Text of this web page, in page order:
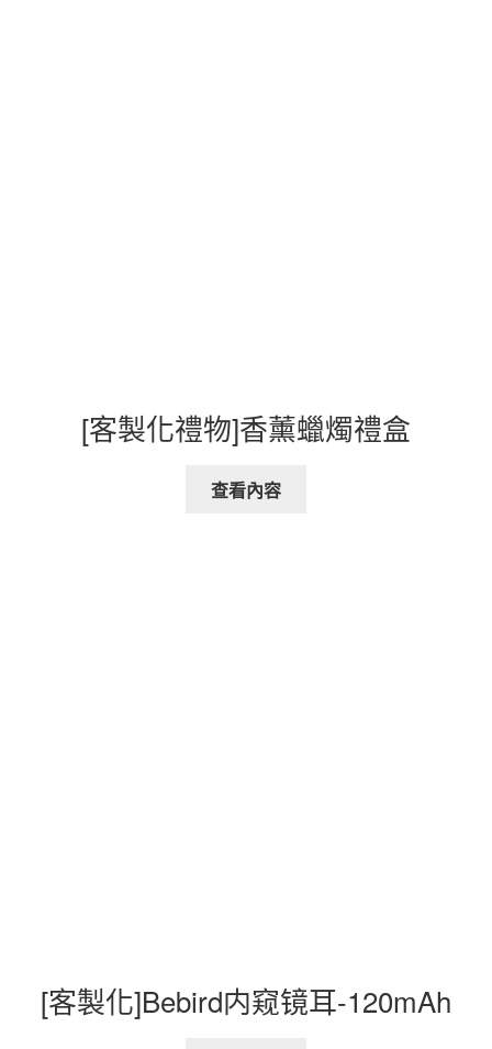
[客製化禮物]香薰蠟燭禮盒
查看內容
[客製化]Bebird内窥镜耳-120mAh